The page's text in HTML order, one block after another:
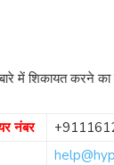
में शिकायत करने का
नंबर